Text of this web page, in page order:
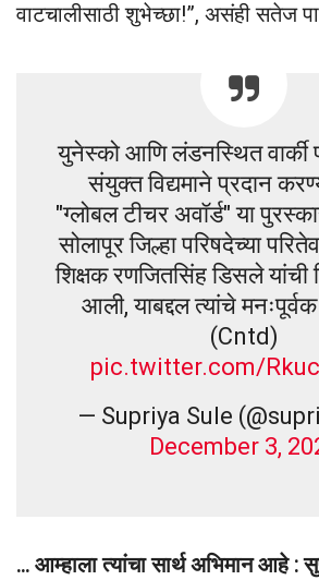
वाटचालीसाठी शुभेच्छा!”, असंही सतेज
युनेस्को आणि लंडनस्थित वार्की
संयुक्त विद्यमाने प्रदान
"ग्लोबल टीचर अवॉर्ड" या
सोलापूर जिल्हा परिषदेच्या
शिक्षक रणजितसिंह डिसले यांची
आली, याबद्दल त्यांचे
(Cntd)
pic.twitter.com/
— Supriya Sule
December 3,
… आम्हाला त्यांचा सार्थ अभिमान आहे :